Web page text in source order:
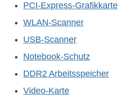
PCI-Express-Grafikkarte
WLAN-Scanner
USB-Scanner
Notebook-Schutz
DDR2 Arbeitsspeicher
Video-Karte